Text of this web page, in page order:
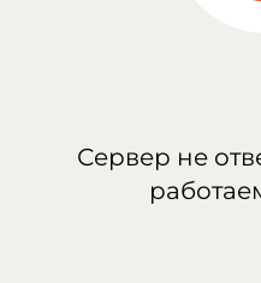
Сервер не